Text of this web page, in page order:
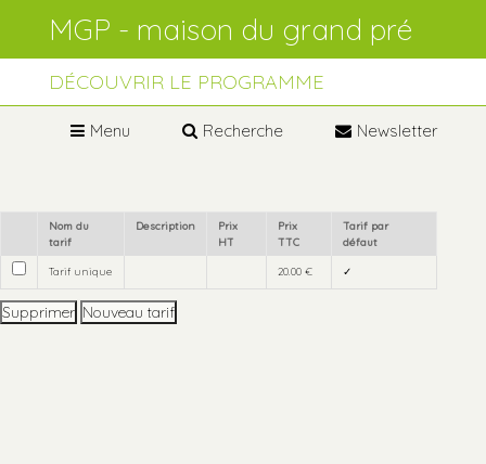
Aller
navigation
personnels
DÉCOUVRIR LE PROGRAMME
Menu Recherche Newsletter
Nom du
tarif
Description
Prix
HT
Prix
TTC
Tarif par
défaut
Tarif unique 20.00 € ✓